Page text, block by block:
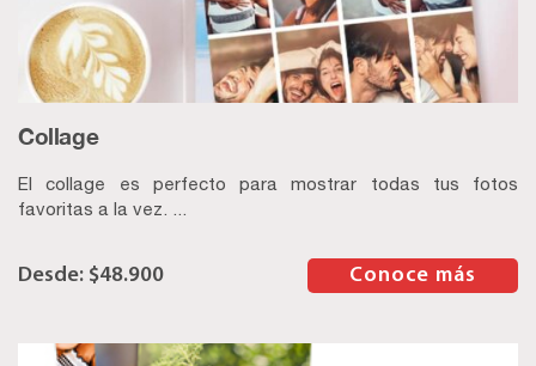
Collage
El collage es perfecto para mostrar todas tus fotos
favoritas a la vez. ...
$48.900 Conoce más